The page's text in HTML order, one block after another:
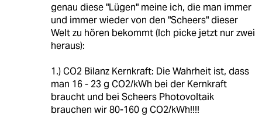
genau diese "Lügen" meine ich, die man immer
und immer wieder von den "Scheers" dieser
Welt zu hören bekommt (Ich picke jetzt nur zwei
heraus):
1.) CO2 Bilanz Kernkraft: Die Wahrheit ist, dass
man 16 - 23 g CO2/kWh bei der Kernkraft
braucht und bei Scheers Photovoltaik
brauchen wir 80-160 g CO2/kWh!!!!